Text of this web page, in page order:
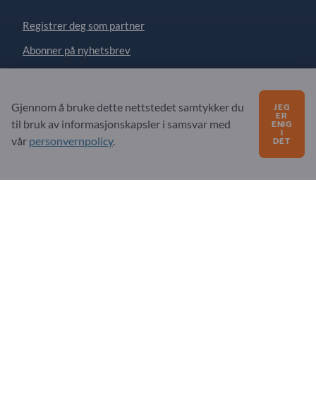
Registrer deg som partner
Abonner på nyhetsbrev
FAQ
Om oss
Gjennom å bruke dette nettstedet samtykker du
til bruk av informasjonskapsler i samsvar med
vår personvernpolicy.
JEG
ER
ENIG
I
DET